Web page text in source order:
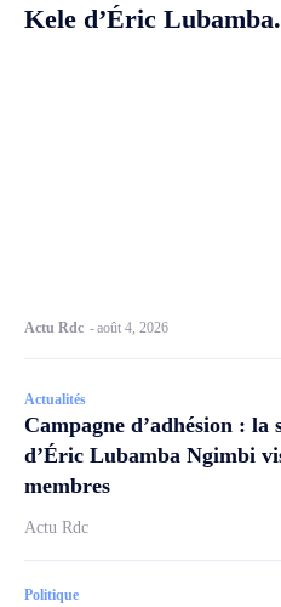
Kele d’Éric
Actu Rdc -août 4, 2026
Actualités
Campagne d’adhésion :
d’Éric Lubamba Ngimbi
membres
Actu Rdc
Politique